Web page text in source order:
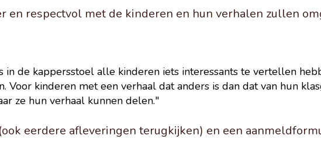
en respectvol met de kinderen en hun verhalen zullen
de kappersstoel alle kinderen iets interessants te vertellen
Voor kinderen met een verhaal dat anders is dan dat van hun
ze hun verhaal kunnen delen."
eerdere afleveringen terugkijken) en een